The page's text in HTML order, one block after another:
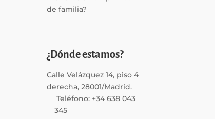
de familia?
¿Dónde estamos?
Calle Velázquez 14, piso 4
derecha, 28001/Madrid.
Teléfono: +34 638 043
345